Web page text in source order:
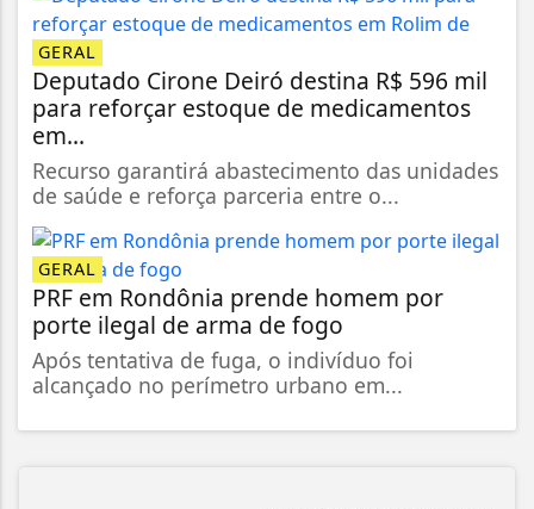
GERAL
Deputado Cirone Deiró destina R$ 596 mil
para reforçar estoque de medicamentos
em...
Recurso garantirá abastecimento das unidades
de saúde e reforça parceria entre o...
GERAL
PRF em Rondônia prende homem por
porte ilegal de arma de fogo
Após tentativa de fuga, o indivíduo foi
alcançado no perímetro urbano em...